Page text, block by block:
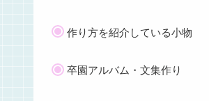
作り方を紹介している小物
卒園アルバム・文集作り